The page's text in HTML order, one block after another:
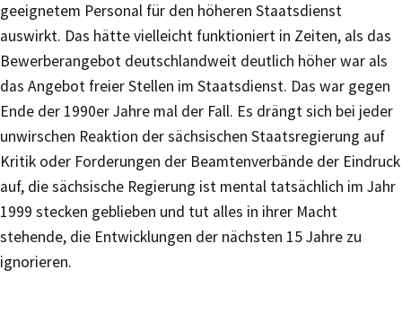
geeignetem Personal für den höheren Staatsdienst
auswirkt. Das hätte vielleicht funktioniert in Zeiten, als das
Bewerberangebot deutschlandweit deutlich höher war als
das Angebot freier Stellen im Staatsdienst. Das war gegen
Ende der 1990er Jahre mal der Fall. Es drängt sich bei jeder
unwirschen Reaktion der sächsischen Staatsregierung auf
Kritik oder Forderungen der Beamtenverbände der Eindruck
auf, die sächsische Regierung ist mental tatsächlich im Jahr
1999 stecken geblieben und tut alles in ihrer Macht
stehende, die Entwicklungen der nächsten 15 Jahre zu
ignorieren.